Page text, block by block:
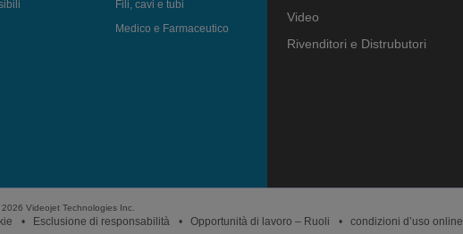
Fili, cavi e tubi
Medico e Farmaceutico
Video
Rivenditori e Distrubutori
Videojet Technologies Inc.
Esclusione di responsabilità Opportunità di lavoro – Ruoli condizioni d’uso online